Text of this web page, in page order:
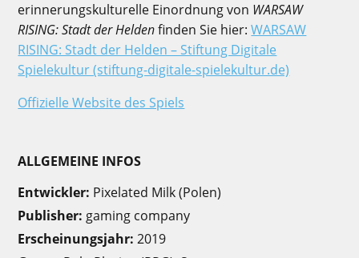
erinnerungskulturelle Einordnung von WARSAW
RISING: Stadt der Heldenfinden Sie hier:WARSAW
RISING: Stadt der Helden – Stiftung Digitale
Spielekultur (stiftung-digitale-spielekultur.de)
Offizielle Website des Spiels
ALLGEMEINE INFOS
Entwickler: Pixelated Milk (Polen)
Publisher: gaming company
Erscheinungsjahr: 2019